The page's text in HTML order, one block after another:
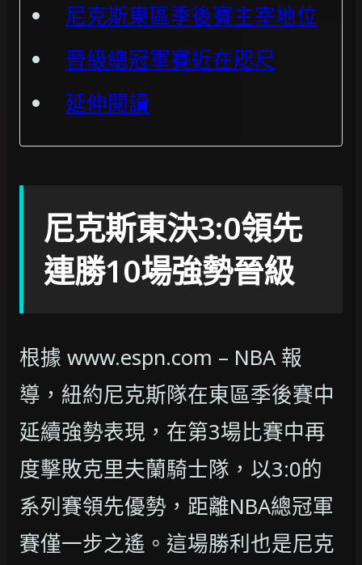
尼克斯東區季後賽主宰地位
晉級總冠軍賽近在咫尺
延伸閱讀
尼克斯東決3:0領先
連勝10場強勢晉級
根據 www.espn.com – NBA 報
導，紐約尼克斯隊在東區季後賽中
延續強勢表現，在第3場比賽中再
度擊敗克里夫蘭騎士隊，以3:0的
系列賽領先優勢，距離NBA總冠軍
賽僅一步之遙。這場勝利也是尼克